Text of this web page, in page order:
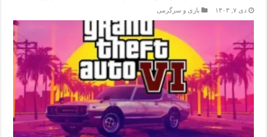
دی ۷, ۱۴۰۳ بازی و سرگرمی